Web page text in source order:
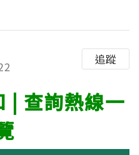
追蹤
| 查詢熱線一